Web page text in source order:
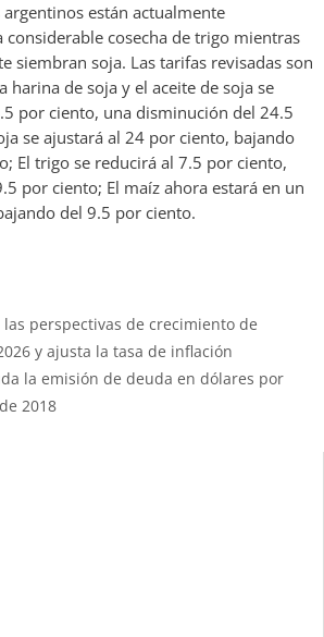
están actualmente
considerable cosecha de trigo mientras
siembran soja. Las tarifas revisadas son
harina de soja y el aceite de soja se
por ciento, una disminución del 24.5
se ajustará al 24 por ciento, bajando
El trigo se reducirá al 7.5 por ciento,
por ciento; El maíz ahora estará en un
del 9.5 por ciento.
las perspectivas de crecimiento de
y ajusta la tasa de inflación
la emisión de deuda en dólares por
2018